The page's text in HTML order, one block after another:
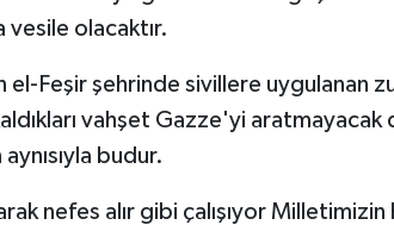
vesile olacaktır.
el-Feşir şehrinde sivillere uygulanan
vahşet Gazze'yi
budur.
nefes alır gibi çalışıyor